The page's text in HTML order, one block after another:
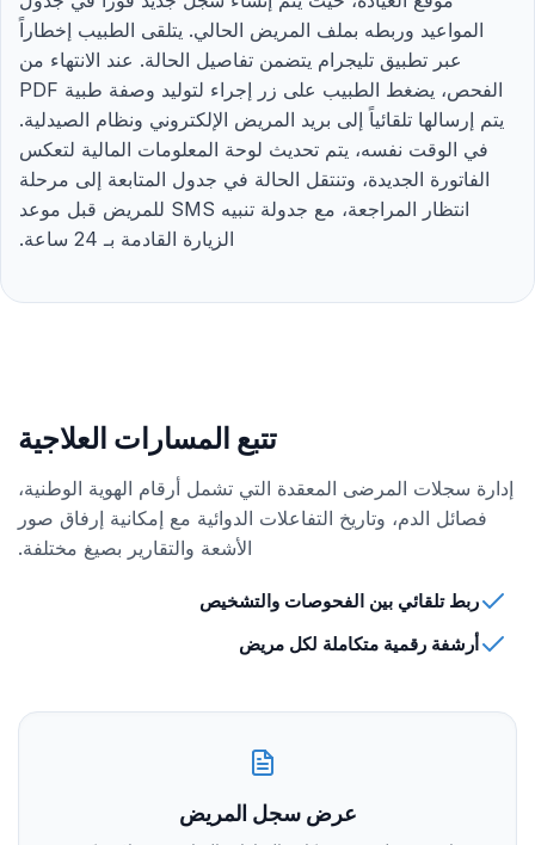
المواعيد وربطه بملف المريض الحالي. يتلقى الطبيب إخطاراً
عبر تطبيق تليجرام يتضمن تفاصيل الحالة. عند الانتهاء من
الفحص، يضغط الطبيب على زر إجراء لتوليد وصفة طبية PDF
يتم إرسالها تلقائياً إلى بريد المريض الإلكتروني ونظام الصيدلية.
في الوقت نفسه، يتم تحديث لوحة المعلومات المالية لتعكس
الفاتورة الجديدة، وتنتقل الحالة في جدول المتابعة إلى مرحلة
انتظار المراجعة، مع جدولة تنبيه SMS للمريض قبل موعد
الزيارة القادمة بـ 24 ساعة.
تتبع المسارات العلاجية
إدارة سجلات المرضى المعقدة التي تشمل أرقام الهوية الوطنية،
فصائل الدم، وتاريخ التفاعلات الدوائية مع إمكانية إرفاق صور
الأشعة والتقارير بصيغ مختلفة.
ربط تلقائي بين الفحوصات والتشخيص
أرشفة رقمية متكاملة لكل مريض
عرض سجل المريض